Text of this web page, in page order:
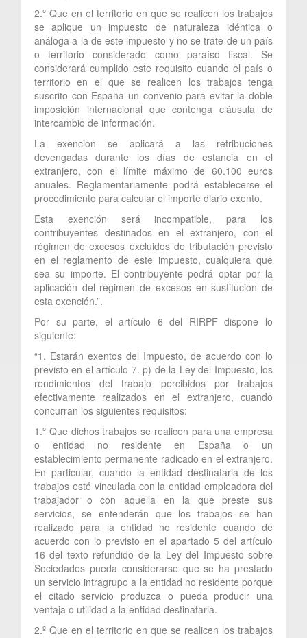
2.º Que en el territorio en que se realicen los trabajos
se aplique un impuesto de naturaleza idéntica o
análoga a la de este impuesto y no se trate de un país
o territorio considerado como paraíso fiscal. Se
considerará cumplido este requisito cuando el país o
territorio en el que se realicen los trabajos tenga
suscrito con España un convenio para evitar la doble
imposición internacional que contenga cláusula de
intercambio de información.
La exención se aplicará a las retribuciones
devengadas durante los días de estancia en el
extranjero, con el límite máximo de 60.100 euros
anuales. Reglamentariamente podrá establecerse el
procedimiento para calcular el importe diario exento.
Esta exención será incompatible, para los
contribuyentes destinados en el extranjero, con el
régimen de excesos excluidos de tributación previsto
en el reglamento de este impuesto, cualquiera que
sea su importe. El contribuyente podrá optar por la
aplicación del régimen de excesos en sustitución de
esta exención.”.
Por su parte, el artículo 6 del RIRPF dispone lo
siguiente:
“1. Estarán exentos del Impuesto, de acuerdo con lo
previsto en el artículo 7. p) de la Ley del Impuesto, los
rendimientos del trabajo percibidos por trabajos
efectivamente realizados en el extranjero, cuando
concurran los siguientes requisitos:
1.º Que dichos trabajos se realicen para una empresa
o entidad no residente en España o un
establecimiento permanente radicado en el extranjero.
En particular, cuando la entidad destinataria de los
trabajos esté vinculada con la entidad empleadora del
trabajador o con aquella en la que preste sus
servicios, se entenderán que los trabajos se han
realizado para la entidad no residente cuando de
acuerdo con lo previsto en el apartado 5 del artículo
16 del texto refundido de la Ley del Impuesto sobre
Sociedades pueda considerarse que se ha prestado
un servicio intragrupo a la entidad no residente porque
el citado servicio produzca o pueda producir una
ventaja o utilidad a la entidad destinataria.
2.º Que en el territorio en que se realicen los trabajos